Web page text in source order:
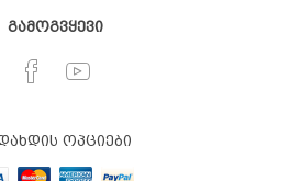
გამოგვყევი
ოპციები